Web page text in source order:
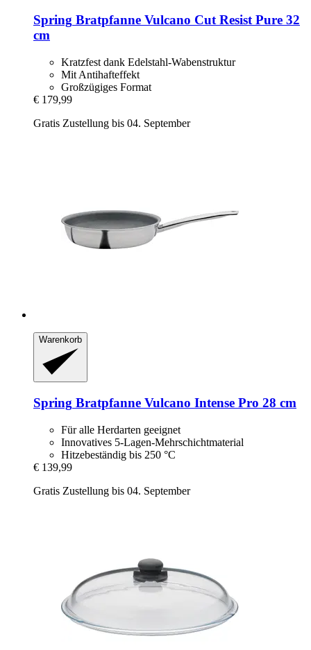
Spring Bratpfanne Vulcano Cut Resist Pure 32
cm
Kratzfest dank Edelstahl-Wabenstruktur
Mit Antihafteffekt
Großzügiges Format
€ 179,99
Gratis Zustellung bis 04. September
Warenkorb
Spring Bratpfanne Vulcano Intense Pro 28 cm
Für alle Herdarten geeignet
Innovatives 5-Lagen-Mehrschichtmaterial
Hitzebeständig bis 250 °C
€ 139,99
Gratis Zustellung bis 04. September